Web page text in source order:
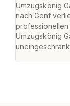
Umzugskönig
nach Genf
professionellen
Umzugskönig